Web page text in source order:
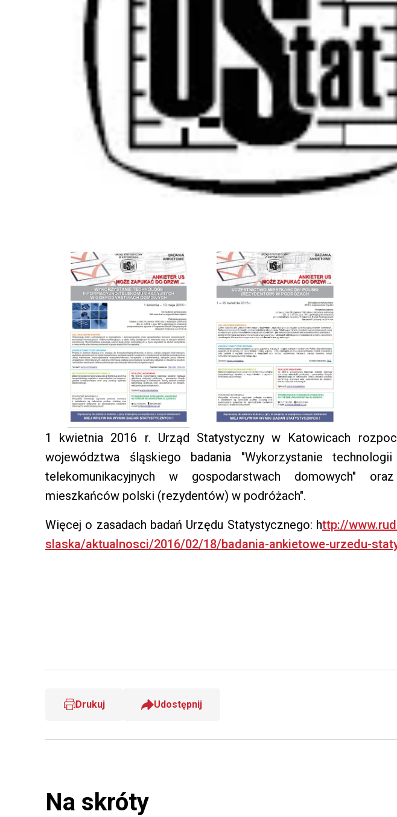
1 kwietnia 2016 r. Urząd Statystyczny w Katowicach
województwa śląskiego badania "Wykorzystanie
telekomunikacyjnych w gospodarstwach domowych"
mieszkańców polski (rezydentów) w podróżach".
Więcej o zasadach badań Urzędu Statystycznego: http://
slaska/aktualnosci/2016/02/18/badania-ankietowe-urzedu-
Drukuj Udostępnij
Na skróty